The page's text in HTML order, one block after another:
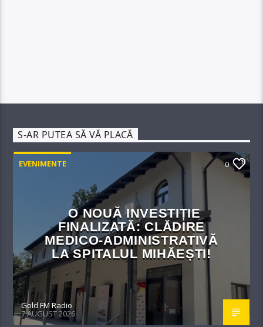
S-AR PUTEA SĂ VĂ PLACĂ
EVENIMENTE 0
O NOUĂ INVESTIȚIE
FINALIZATĂ: CLĂDIRE
MEDICO-ADMINISTRATIVĂ
LA SPITALUL MIHĂEȘTI!​
Gold FM Radio
7 AUGUST 2026